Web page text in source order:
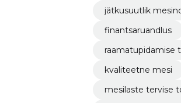
jätkusuutlik
finantsaruandlus
raamatupidamise
kvaliteetne mesi
mesilaste tervise